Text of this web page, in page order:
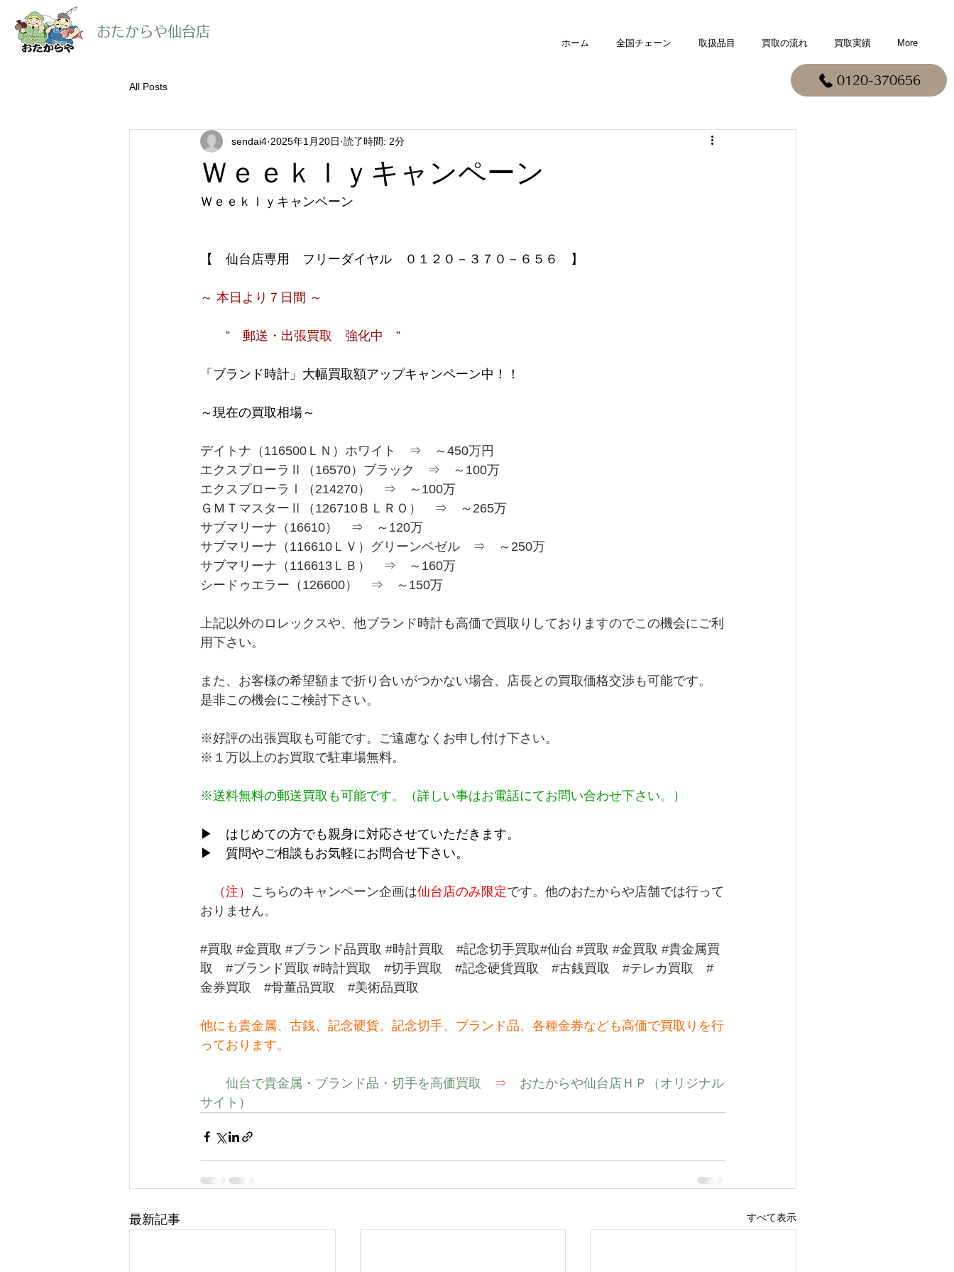
0120-370656
​おたからや仙台店
ホーム 全国チェーン 取扱品目 買取の流れ 買取実績 More
All Posts
Ｗｅｅｋｌｙキャンペーン
sendai4 2025年1月20日 読了時間: 2分
Ｗｅｅｋｌｙキャンペーン
【　仙台店専用　フリーダイヤル　０１２０－３７０－６５６　】
～ 本日より７日間 ～
”　郵送・出張買取　強化中　”
「ブランド時計」大幅買取額アップキャンペーン中！！
～現在の買取相場～
デイトナ（116500ＬＮ）ホワイト　⇒　～450万円
エクスプローラⅡ（16570）ブラック　⇒　～100万
エクスプローラⅠ（214270）　⇒　～100万
ＧＭＴマスターⅡ（126710ＢＬＲＯ）　⇒　～265万
サブマリーナ（16610）　⇒　～120万
サブマリーナ（116610ＬＶ）グリーンベゼル　⇒　～250万
サブマリーナ（116613ＬＢ）　⇒　～160万
シードゥエラー（126600）　⇒　～150万
上記以外のロレックスや、他ブランド時計も高価で買取りしておりますのでこの機会にご利
用下さい。
また、お客様の希望額まで折り合いがつかない場合、店長との買取価格交渉も可能です。
是非この機会にご検討下さい。
※好評の出張買取も可能です。ご遠慮なくお申し付け下さい。
※１万以上のお買取で駐車場無料。
※送料無料の郵送買取も可能です。（詳しい事はお電話にてお問い合わせ下さい。）
▶　はじめての方でも親身に対応させていただきます。
▶　質問やご相談もお気軽にお問合せ下さい。
（注） こちらのキャンペーン企画は仙台店のみ限定です。他のおたからや店舗では行って
おりません。
#買取 #金買取 #ブランド品買取 #時計買取 #記念切手買取#仙台 #買取 #金買取 #貴金属買
取
#ブランド買取 #時計買取 #切手買取 #記念硬貨買取 #古銭買取 #テレカ買取
#
金券買取
#骨董品買取 #美術品買取
他にも貴金属、古銭、記念硬貨、記念切手、ブランド品、各種金券なども高価で買取りを行
っております。
仙台で貴金属・ブランド品・切手を高価買取 ⇒ おたからや仙台店ＨＰ（オリジナル
サイト）
最新記事 すべて表示